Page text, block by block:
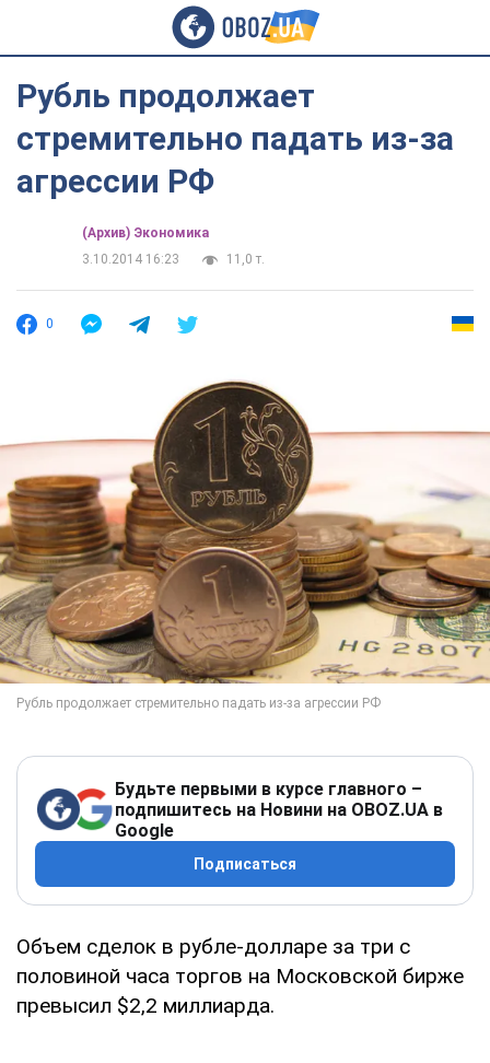
Рубль продолжает
стремительно падать из-за
агрессии РФ
(Архив) Экономика
3.10.2014 16:23
11,0 т.
0
Будьте первыми в курсе главного –
подпишитесь на Новини на OBOZ.UA в
Google
Подписаться
Объем сделок в рубле-долларе за три с
половиной часа торгов на Московской бирже
превысил $2,2 миллиарда.